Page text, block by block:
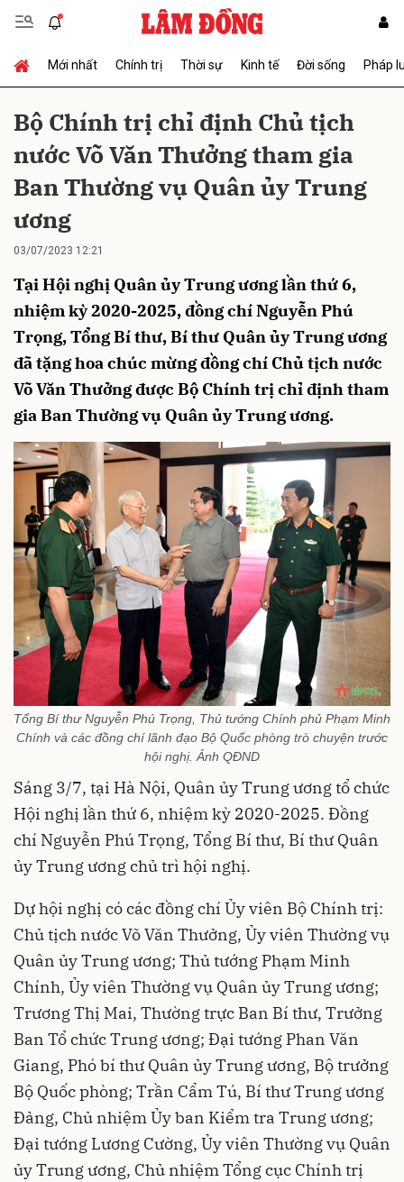
Mới nhất Chính trị Thời sự Kinh tế Đời sống Pháp
Bộ Chính trị chỉ định Chủ tịch
nước Võ Văn Thưởng tham gia
Ban Thường vụ Quân ủy Trung
ương
03/07/2023 12:21
Tại Hội nghị Quân ủy Trung ương lần thứ 6,
nhiệm kỳ 2020-2025, đồng chí Nguyễn Phú
Trọng, Tổng Bí thư, Bí thư Quân ủy Trung ương
đã tặng hoa chúc mừng đồng chí Chủ tịch nước
Võ Văn Thưởng được Bộ Chính trị chỉ định tham
gia Ban Thường vụ Quân ủy Trung ương.
Tổng Bí thư Nguyễn Phú Trọng, Thủ tướng Chính phủ Phạm Minh
Chính và các đồng chí lãnh đạo Bộ Quốc phòng trò chuyện trước
hội nghị. Ảnh QĐND
Sáng 3/7, tại Hà Nội, Quân ủy Trung ương tổ chức
Hội nghị lần thứ 6, nhiệm kỳ 2020-2025. Đồng
chí Nguyễn Phú Trọng, Tổng Bí thư, Bí thư Quân
ủy Trung ương chủ trì hội nghị.
Dự hội nghị có các đồng chí Ủy viên Bộ Chính trị:
Chủ tịch nước Võ Văn Thưởng, Ủy viên Thường vụ
Quân ủy Trung ương; Thủ tướng Phạm Minh
Chính, Ủy viên Thường vụ Quân ủy Trung ương;
Trương Thị Mai, Thường trực Ban Bí thư, Trưởng
Ban Tổ chức Trung ương; Đại tướng Phan Văn
Giang, Phó bí thư Quân ủy Trung ương, Bộ trưởng
Bộ Quốc phòng; Trần Cẩm Tú, Bí thư Trung ương
Đảng, Chủ nhiệm Ủy ban Kiểm tra Trung ương;
Đại tướng Lương Cường, Ủy viên Thường vụ Quân
ủy Trung ương, Chủ nhiệm Tổng cục Chính trị
Gửi bình luận
Hủy